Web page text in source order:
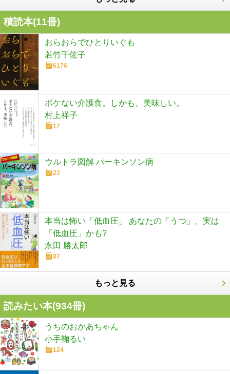
積読本(11冊)
おらおらでひとりいぐも
若竹千佐子
6176
ボケない介護食。しかも、美味しい。
村上祥子
17
ウルトラ図解 パーキンソン病
23
本当は怖い「低血圧」 あなたの「うつ」、実は
「低血圧」かも?
永田 勝太郎
87
もっと見る
読みたい本(934冊)
うちのおかあちゃん
小手鞠るい
124